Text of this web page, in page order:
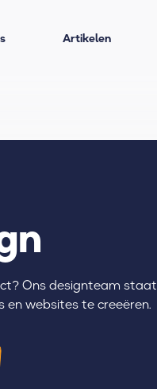
Artikelen
Ons designteam staat
websites te creeëren.